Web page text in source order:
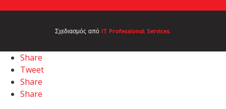
Σχεδιασμός από IT Professional Services.
Share
Tweet
Share
Share